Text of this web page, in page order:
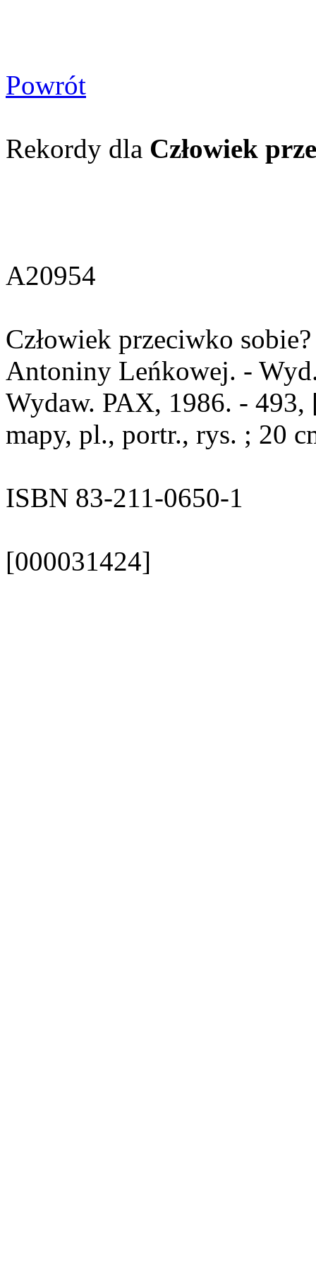
Powrót
Rekordy dla Człowiek
A20954
Człowiek przeciwko
Antoniny Leńkowej. -
Wydaw. PAX, 1986. -
mapy, pl., portr., rys. ; 20
ISBN 83-211-0650-1
[000031424]